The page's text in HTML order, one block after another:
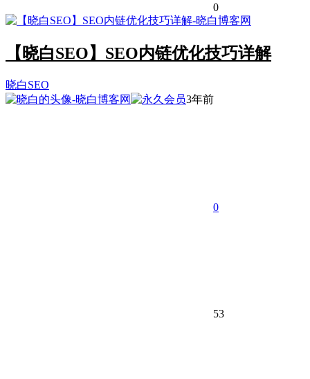
0
【晓白SEO】SEO内链优化技巧详解
晓白SEO
3年前
0
53